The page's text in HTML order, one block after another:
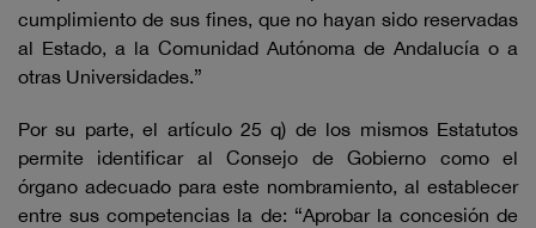
cumplimiento de sus fines, que no hayan sido reservadas
al Estado, a la Comunidad Autónoma de Andalucía o a
otras Universidades.”
Por su parte, el artículo 25 q) de los mismos Estatutos
permite identificar al Consejo de Gobierno como el
órgano adecuado para este nombramiento, al establecer
entre sus competencias la de: “Aprobar la concesión de